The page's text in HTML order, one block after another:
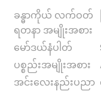
ခန္ဓာကိုယ် လက်ဝတ်
ရတနာ အမျိုးအစား
မော်ဒယ်နံပါတ်
ပစ္စည်းအမျိုးအစား
အင်းလေးနည်းပညာ